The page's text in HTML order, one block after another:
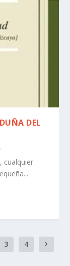
DEL
cualquier
3 4